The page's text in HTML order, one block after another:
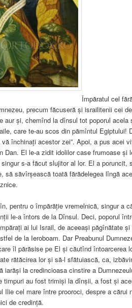
Împăratul cel
precum făcuseră și israilitenii cei
aur și, chemînd la dînsul tot poporul
care te-au scos din pămîntul Egiptului!
închinați acestor zei”. Apoi, a pus acei
Dan. El le-a zidit idolilor case frumoase și
s-a făcut slujitor al lor. El a poruncit,
să săvîrșească toată fărădelegea lîngă
pentru o împărăție vremelnică, singur a
le-a întors de la Dînsul. Deci, poporul
ai lui Israil, de aceeași păgînătate
de la Ieroboam. Dar Preabunul
îl părăsise pe El și căutînd întoarcerea
rătăcirea lor și să-l sfătuiască, ca,
iarăși la credincioasa cinstire a
timpuri au fost trimiși la dînșii, a fost și
Ilie cel mare între prooroci, despre a cărui
de credință.